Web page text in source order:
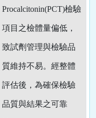
Procalcitonin(PCT)檢驗
項目之檢體量偏低，
致試劑管理與檢驗品
質維持不易。經整體
評估後，為確保檢驗
品質與結果之可靠